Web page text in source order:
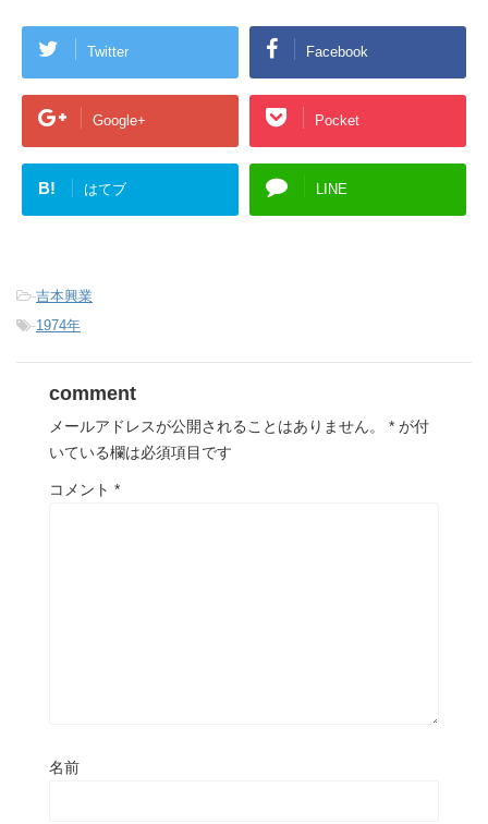
Twitter Facebook
Google+ Pocket
B! はてブ LINE
-吉本興業
-1974年
comment
メールアドレスが公開されることはありません。 * が付
いている欄は必須項目です
コメント *
名前